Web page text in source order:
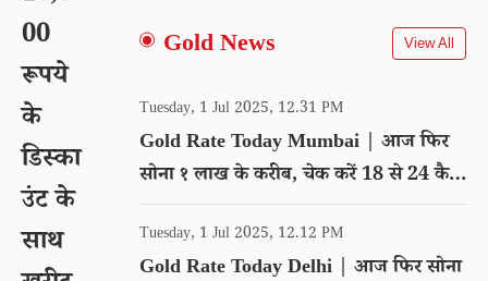
00
रूपये
के
डिस्का
उंट के
साथ
Gold News View All
Tuesday, 1 Jul 2025, 12.31 PM
Gold Rate Today Mumbai | आज फिर
सोना १ लाख के करीब, चेक करें 18 से 24 कैरेट
गोल्ड का रेट
Tuesday, 1 Jul 2025, 12.12 PM
Gold Rate Today Delhi | आज फिर सोना